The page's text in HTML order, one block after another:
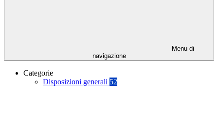
Menu di
navigazione
Categorie
Disposizioni generali 52